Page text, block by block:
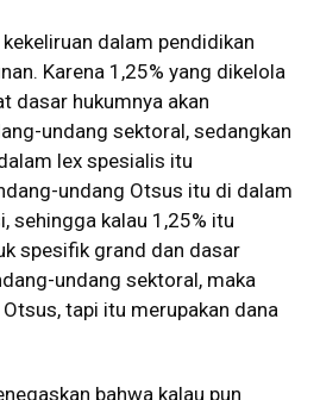
dalam pendidikan
Karena 1,25% yang dikelola
dasar hukumnya akan
undang sektoral, sedangkan
lex spesialis itu
undang Otsus itu di dalam
sehingga kalau 1,25% itu
spesifik grand dan dasar
undang sektoral, maka
tapi itu merupakan dana
bahwa kalau pun